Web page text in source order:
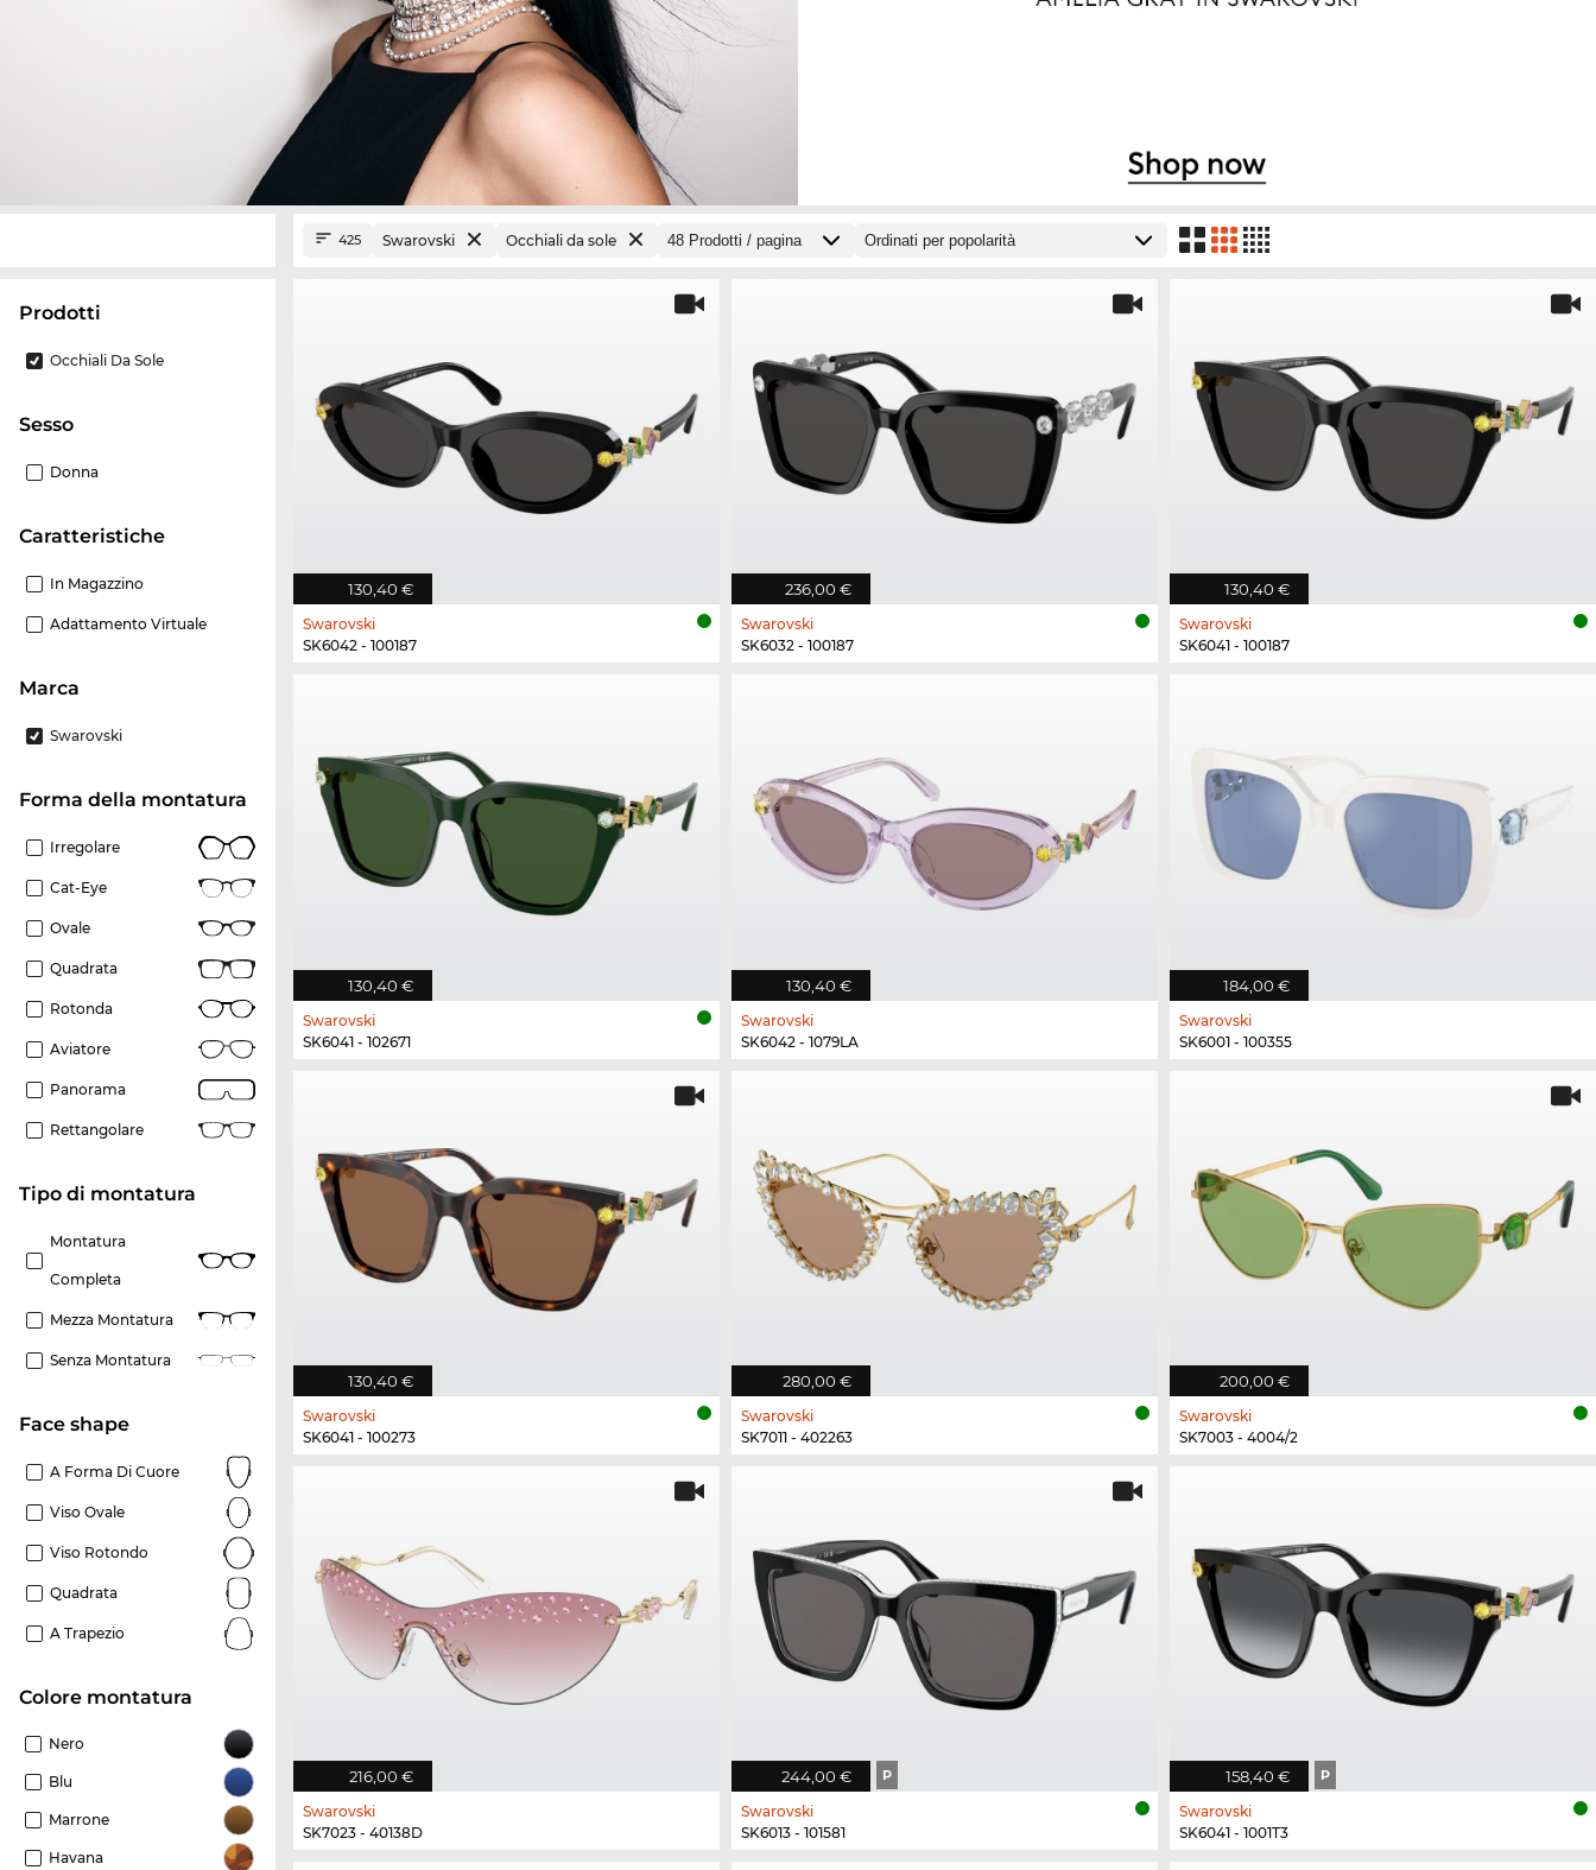
Prodotti
Occhiali Da Sole
Sesso
Donna
Caratteristiche
In Magazzino
Adattamento Virtuale
Marca
Swarovski
forma della montatura
Irregolare
Cat-Eye
Ovale
Quadrata
Rotonda
Aviatore
Panorama
Rettangolare
Tipo di montatura
Montatura
Completa
Mezza Montatura
Senza Montatura
Face shape
A Forma Di Cuore
Viso Ovale
Viso Rotondo
Quadrata
A Trapezio
Colore montatura
Nero
Blu
Marrone
Havana
425 Swarovski Occhiali da sole
130,40 €
Swarovski
SK6042 - 100187
236,00 €
Swarovski
SK6032 - 100187
130,40 €
Swarovski
SK6041 - 100187
130,40 €
Swarovski
SK6041 - 102671
130,40 €
Swarovski
SK6042 - 1079LA
184,00 €
Swarovski
SK6001 - 100355
130,40 €
Swarovski
SK6041 - 100273
280,00 €
Swarovski
SK7011 - 402263
200,00 €
Swarovski
SK7003 - 4004/2
216,00 €
Swarovski
SK7023 - 40138D
244,00 € P
Swarovski
SK6013 - 101581
158,40 € P
Swarovski
SK6041 - 1001T3